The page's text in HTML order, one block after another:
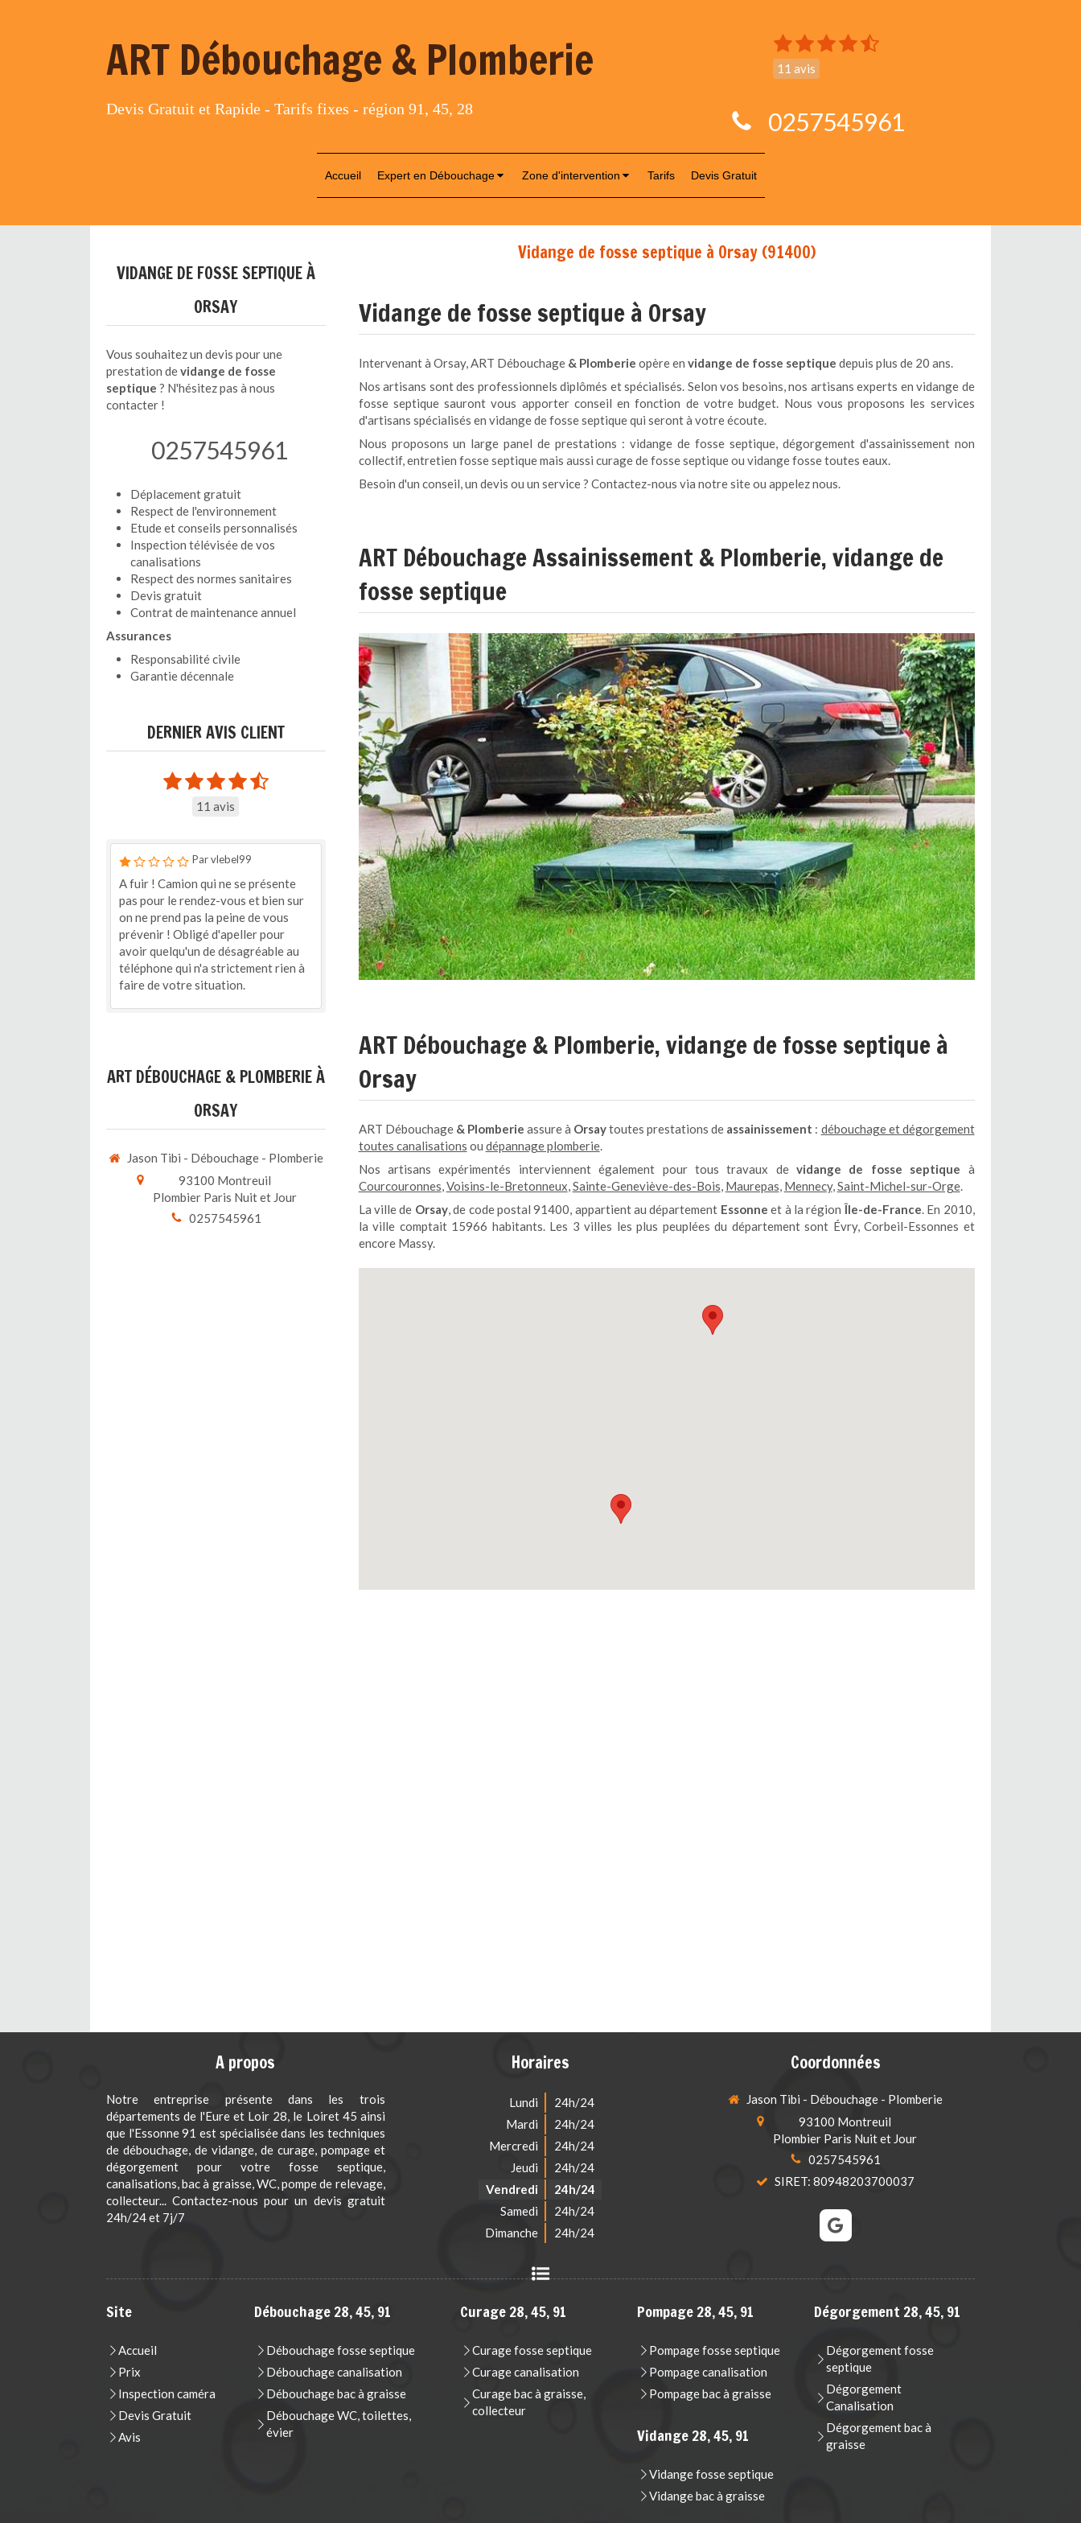
ART Débouchage & Plomberie 11 avis
0257545961
Devis Gratuit et Rapide - Tarifs fixes - région 91, 45, 28
Accueil Expert en Débouchage Zone d'intervention Tarifs Devis Gratuit
Vidange de fosse septique à Orsay (91400)
Vidange de fosse septique à Orsay
Intervenant à Orsay,ART Débouchage& Plomberie opère en vidange de fosse septique depuis plus de 20 ans.
Nos artisans sont des professionnels diplômés et spécialisés. Selon vos besoins, nos artisans experts en vidange de
fosse septique sauront vous apporter conseil en fonction de votre budget. Nous vous proposons les services
d'artisans spécialisés en vidange de fosse septique qui seront à votre écoute.
Nous proposons un large panel de prestations : vidange de fosse septique, dégorgement d'assainissement non
collectif, entretien fosse septique mais aussi curage de fosse septique ou vidange fosse toutes eaux.
Besoin d'un conseil, un devis ou un service ? Contactez-nous via notre site ou appelez nous.
ART Débouchage Assainissement & Plomberie, vidange de
fosse septique
ART Débouchage & Plomberie, vidange de fosse septique à
Orsay
ART Débouchage& Plomberie assure à Orsaytoutes prestations de assainissement : débouchage et dégorgement
toutes canalisations ou dépannage plomberie.
Nos artisans expérimentés interviennent également pour tous travaux devidange de fosse septique à
Courcouronnes,Voisins-le-Bretonneux,Sainte-Geneviève-des-Bois, Maurepas, Mennecy,Saint-Michel-sur-Orge.
La ville de Orsay, de code postal 91400, appartient au département Essonne et à la régionÎle-de-France. En 2010,
la ville comptait 15966 habitants. Les 3 villes les plus peuplées du département sont Évry, Corbeil-Essonnes et
encore Massy.
VIDANGE DE FOSSE SEPTIQUE À
ORSAY
Vous souhaitez un devis pour une
prestation devidange de fosse
septique ? N'hésitez pas à nous
contacter !
0257545961
Déplacement gratuit
Respect de l'environnement
Etude et conseils personnalisés
Inspection télévisée de vos
canalisations
Respect des normes sanitaires
Devis gratuit
Contrat de maintenance annuel
Assurances
Responsabilité civile
Garantie décennale
DERNIER AVIS CLIENT
11 avis
Par vlebel99
A fuir ! Camion qui ne se présente
pas pour le rendez-vous et bien sur
on ne prend pas la peine de vous
prévenir ! Obligé d'apeller pour
avoir quelqu'un de désagréable au
téléphone qui n'a strictement rien à
faire de votre situation.
ART DÉBOUCHAGE & PLOMBERIE À
ORSAY
Jason Tibi - Débouchage - Plomberie
93100 Montreuil
Plombier Paris Nuit et Jour
0257545961
A propos
Notre entreprise présente dans les trois
départements de l'Eure et Loir 28, le Loiret 45 ainsi
que l'Essonne 91 est spécialisée dans les techniques
de débouchage, de vidange, de curage, pompage et
dégorgement pour votre fosse septique,
canalisations, bac à graisse, WC, pompe de relevage,
collecteur... Contactez-nous pour un devis gratuit
24h/24 et 7j/7
Horaires
Lundi
24h/24
Mardi
24h/24
Mercredi
24h/24
Jeudi
24h/24
Vendredi
24h/24
Samedi
24h/24
Dimanche
24h/24
Coordonnées
Jason Tibi - Débouchage - Plomberie
93100 Montreuil
Plombier Paris Nuit et Jour
0257545961
SIRET: 80948203700037
Site
Accueil
Prix
Inspection caméra
Devis Gratuit
Avis
Débouchage 28, 45, 91
Débouchage fosse septique
Débouchage canalisation
Débouchage bac à graisse
Débouchage WC, toilettes,
évier
Curage 28, 45, 91
Curage fosse septique
Curage canalisation
Curage bac à graisse,
collecteur
Pompage 28, 45, 91
Pompage fosse septique
Pompage canalisation
Pompage bac à graisse
Vidange 28, 45, 91
Vidange fosse septique
Vidange bac à graisse
Dégorgement 28, 45, 91
Dégorgement fosse
septique
Dégorgement
Canalisation
Dégorgement bac à
graisse